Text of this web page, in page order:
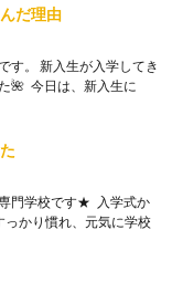
だ理由
す。 新入生が入学してき
🌺 今日は、新入生に
門学校です★ 入学式か
っかり慣れ、元気に学校